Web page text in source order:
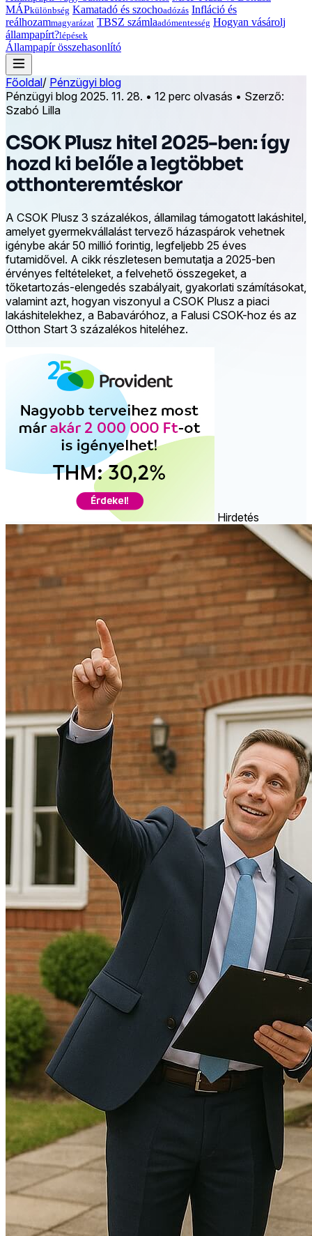
MÁPkülönbség Kamatadó és szochoadózás Infláció és
reálhozammagyarázat TBSZ számlaadómentesség Hogyan vásárolj
állampapírt?lépések
Állampapír összehasonlító
Főoldal/ Pénzügyi blog
Pénzügyi blog 2025. 11. 28. • 12 perc olvasás • Szerző:
Szabó Lilla
CSOK Plusz hitel 2025-ben: így
hozd ki belőle a legtöbbet
otthonteremtéskor
A CSOK Plusz 3 százalékos, államilag támogatott lakáshitel,
amelyet gyermekvállalást tervező házaspárok vehetnek
igénybe akár 50 millió forintig, legfeljebb 25 éves
futamidővel. A cikk részletesen bemutatja a 2025-ben
érvényes feltételeket, a felvehető összegeket, a
tőketartozás-elengedés szabályait, gyakorlati számításokat,
valamint azt, hogyan viszonyul a CSOK Plusz a piaci
lakáshitelekhez, a Babaváróhoz, a Falusi CSOK-hoz és az
Otthon Start 3 százalékos hiteléhez.
Hirdetés